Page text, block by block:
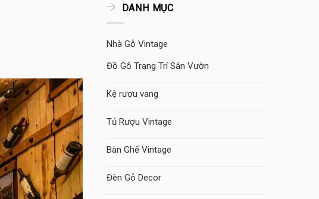
DANH MỤC
Nhà Gỗ Vintage
Đồ Gỗ Trang Trí Sân Vườn
Kệ rượu vang
Tủ Rượu Vintage
Bàn Ghế Vintage
Đèn Gỗ Decor